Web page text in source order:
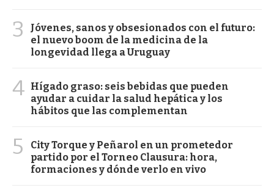
3
Jóvenes, sanos y obsesionados con el futuro:
el nuevo boom de la medicina de la
longevidad llega a Uruguay
4 Hígado graso: seis bebidas que pueden
ayudar a cuidar la salud hepática y los
hábitos que las complementan
5
City Torque y Peñarol en un prometedor
partido por el Torneo Clausura: hora,
formaciones y dónde verlo en vivo